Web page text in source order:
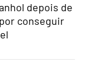
depois de
conseguir